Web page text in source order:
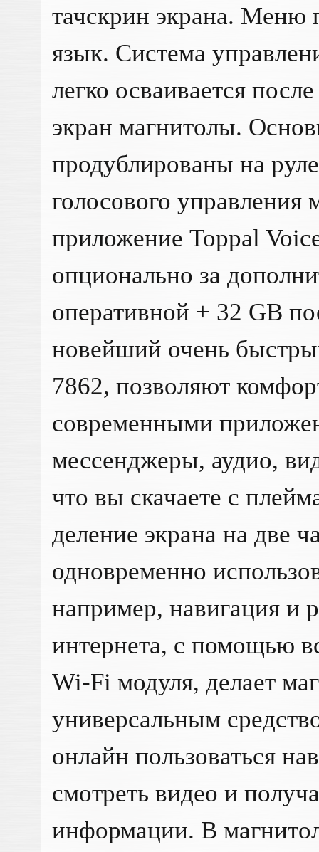
тачскрин экрана. Меню
язык. Система
легко осваивается
экран магнитолы.
продублированы на
голосового управления
приложение Toppal
опционально за
оперативной + 32 GB
новейший очень
7862, позволяют
современными
мессенджеры, аудио,
что вы скачаете с
деление экрана на две
одновременно
например, навигация и
интернета, с помощью
Wi-Fi модуля, делает
универсальным
онлайн пользоваться
смотреть видео и
информации. В